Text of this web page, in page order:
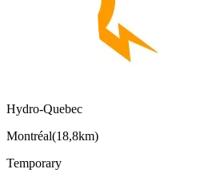
Hydro-Quebec
Montréal(18,8km)
Temporary